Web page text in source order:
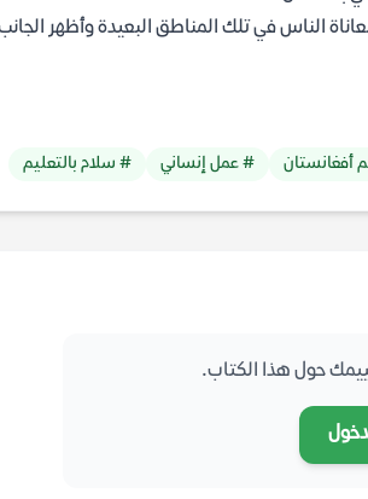
الناس في تلك المناطق البعيدة وأظهر الجانب
أفغانستان # عمل إنساني # سلام بالتعليم
حول هذا الكتاب.